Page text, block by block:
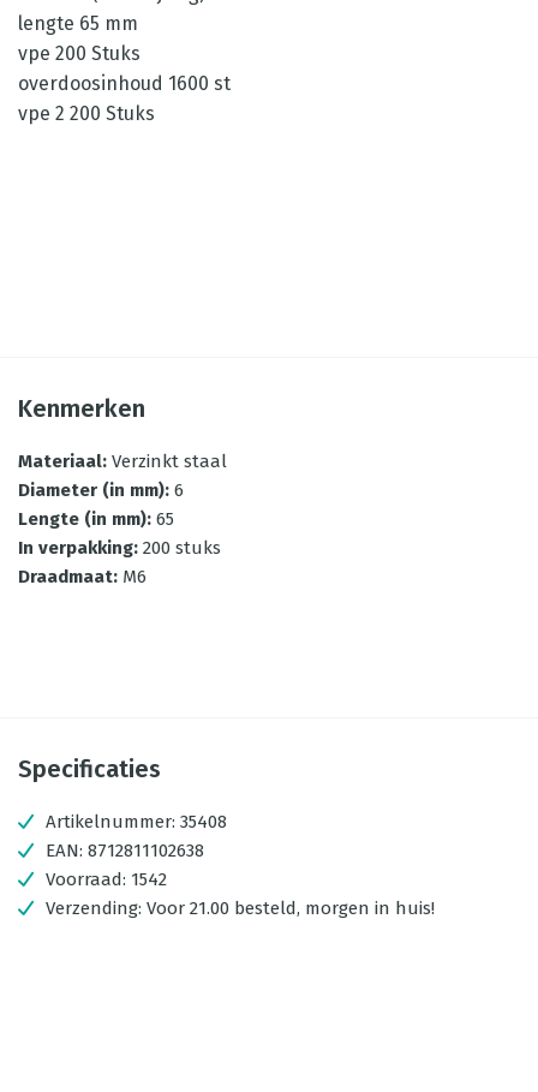
lengte 65 mm
vpe 200 Stuks
overdoosinhoud 1600 st
vpe 2 200 Stuks
Kenmerken
Materiaal: Verzinkt staal
Diameter (in mm): 6
Lengte (in mm): 65
In verpakking: 200 stuks
Draadmaat: M6
Specificaties
Artikelnummer: 35408
EAN: 8712811102638
Voorraad: 1542
Verzending: Voor 21.00 besteld, morgen in huis!